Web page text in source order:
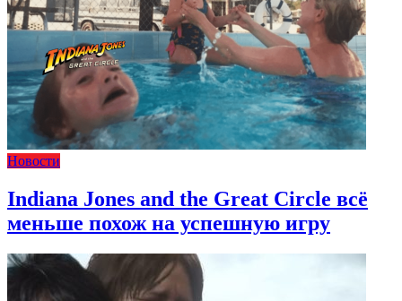
Новости
Indiana Jones and the Great Circle всё
меньше похож на успешную игру